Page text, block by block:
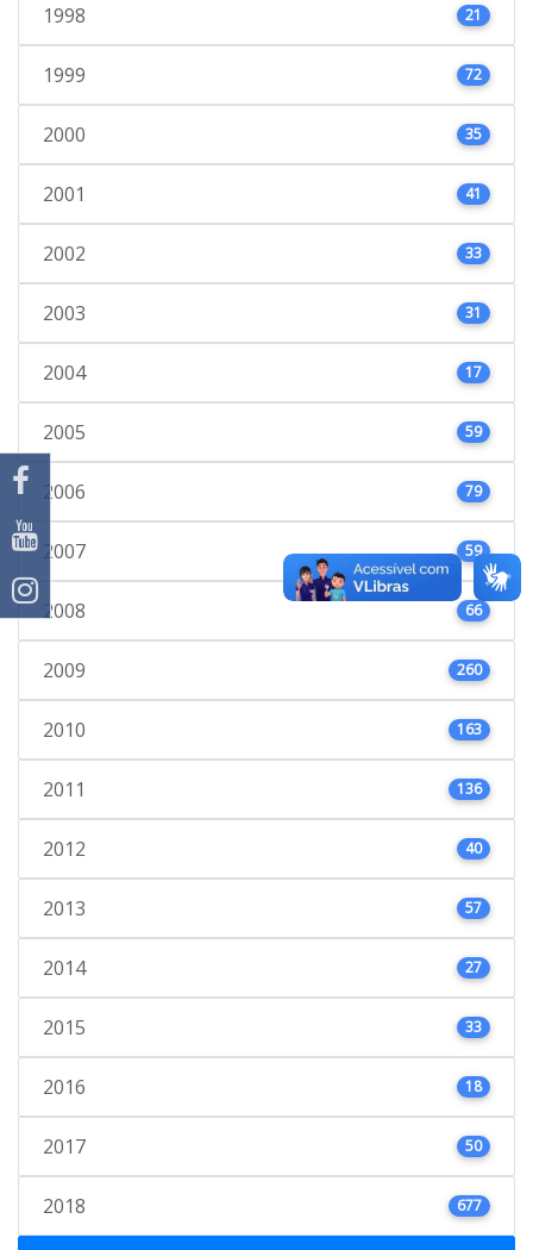
1998 21
1999 72
2000 35
2001 41
2002 33
2003 31
2004 17
2005 59
2006 79
2007 59
2008 66
2009 260
2010 163
2011 136
2012 40
2013 57
2014 27
2015 33
2016 18
2017 50
2018 677